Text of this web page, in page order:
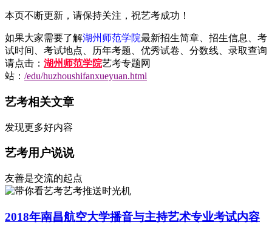
本页不断更新，请保持关注，祝艺考成功！
如果大家需要了解湖州师范学院最新招生简章、招生信息、考
试时间、考试地点、历年考题、优秀试卷、分数线、录取查询
请点击： 湖州师范学院艺考专题网
站： /edu/huzhoushifanxueyuan.html
艺考相关文章
发现更多好内容
艺考用户说说
友善是交流的起点
艺考推送时光机
2018年南昌航空大学播音与主持艺术专业考试内容